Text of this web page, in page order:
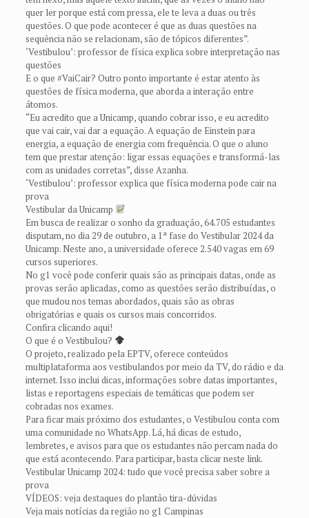
quer ler porque está com pressa, ele te leva a duas ou três
questões. O que pode acontecer é que as duas questões na
sequência não se relacionam, são de tópicos diferentes”.
‘Vestibulou’: professor de física explica sobre interpretação nas
questões
E o que #VaiCair? Outro ponto importante é estar atento às
questões de física moderna, que aborda a interação entre
átomos.
“Eu acredito que a Unicamp, quando cobrar isso, e eu acredito
que vai cair, vai dar a equação. A equação de Einstein para
energia, a equação de energia com frequência. O que o aluno
tem que prestar atenção: ligar essas equações e transformá-las
com as unidades corretas”, disse Azanha.
‘Vestibulou’: professor explica que física moderna pode cair na
prova
Vestibular da Unicamp
Em busca de realizar o sonho da graduação, 64.705 estudantes
disputam, no dia 29 de outubro, a 1ª fase do Vestibular 2024 da
Unicamp. Neste ano, a universidade oferece 2.540 vagas em 69
cursos superiores.
No g1 você pode conferir quais são as principais datas, onde as
provas serão aplicadas, como as questões serão distribuídas, o
que mudou nos temas abordados, quais são as obras
obrigatórias e quais os cursos mais concorridos.
Confira clicando aqui!
O que é o Vestibulou?
O projeto, realizado pela EPTV, oferece conteúdos
multiplataforma aos vestibulandos por meio da TV, do rádio e da
internet. Isso inclui dicas, informações sobre datas importantes,
listas e reportagens especiais de temáticas que podem ser
cobradas nos exames.
Para ficar mais próximo dos estudantes, o Vestibulou conta com
uma comunidade no WhatsApp. Lá, há dicas de estudo,
lembretes, e avisos para que os estudantes não percam nada do
que está acontecendo. Para participar, basta clicar neste link.
Vestibular Unicamp 2024: tudo que você precisa saber sobre a
prova
VÍDEOS: veja destaques do plantão tira-dúvidas
Veja mais notícias da região no g1 Campinas